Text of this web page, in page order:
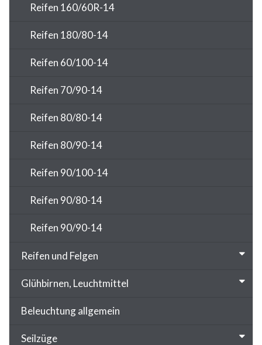
Reifen 160/60R-14
Reifen 180/80-14
Reifen 60/100-14
Reifen 70/90-14
Reifen 80/80-14
Reifen 80/90-14
Reifen 90/100-14
Reifen 90/80-14
Reifen 90/90-14
Reifen und Felgen
Glühbirnen, Leuchtmittel
Beleuchtung allgemein
Seilzüge